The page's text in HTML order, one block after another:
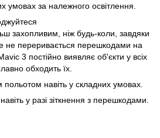
умовах за належного освітлення.
захопливим, ніж будь-коли, завдяки
не переривається перешкодами на
3 постійно виявляє об'єкти у всіх
обходить їх.
навіть у складних умовах.
у разі зіткнення з перешкодами.